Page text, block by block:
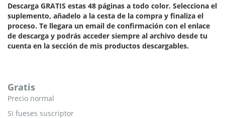
Descarga GRATIS estas 48 páginas a todo color. Selecciona el
suplemento, añadelo a la cesta de la compra y finaliza el
proceso. Te llegara un email de confirmación con el enlace
de descarga y podrás acceder siempre al archivo desde tu
cuenta en la sección de mis productos descargables.
Gratis
Precio normal
Si fueses suscriptor